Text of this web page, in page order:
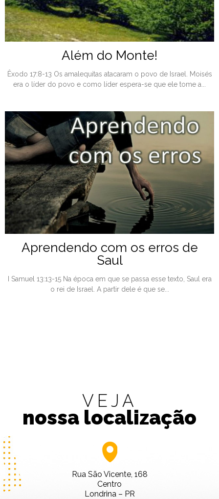
Além do Monte!
Êxodo 17:8-13 Os amalequitas atacaram o povo de Israel. Moisés
era o líder do povo e como líder espera-se que ele tome a...
Aprendendo com os erros de
Saul
I Samuel 13:13-15 Na época em que se passa esse texto, Saul era
o rei de Israel. A partir dele é que se...
VEJA
nossa localização
Rua São Vicente, 168
Centro
Londrina – PR